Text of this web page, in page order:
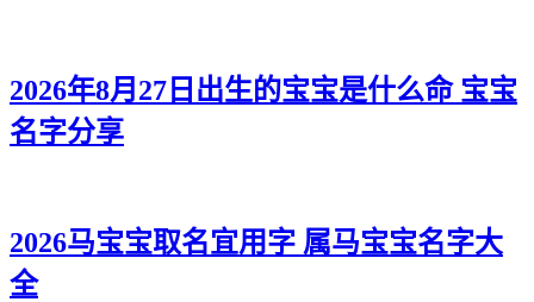
2026年8月27日出生的宝宝是什么命 宝宝
名字分享
2026马宝宝取名宜用字 属马宝宝名字大
全